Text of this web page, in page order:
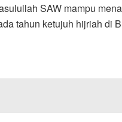
SAW mampu
tahun ketujuh hijriah di